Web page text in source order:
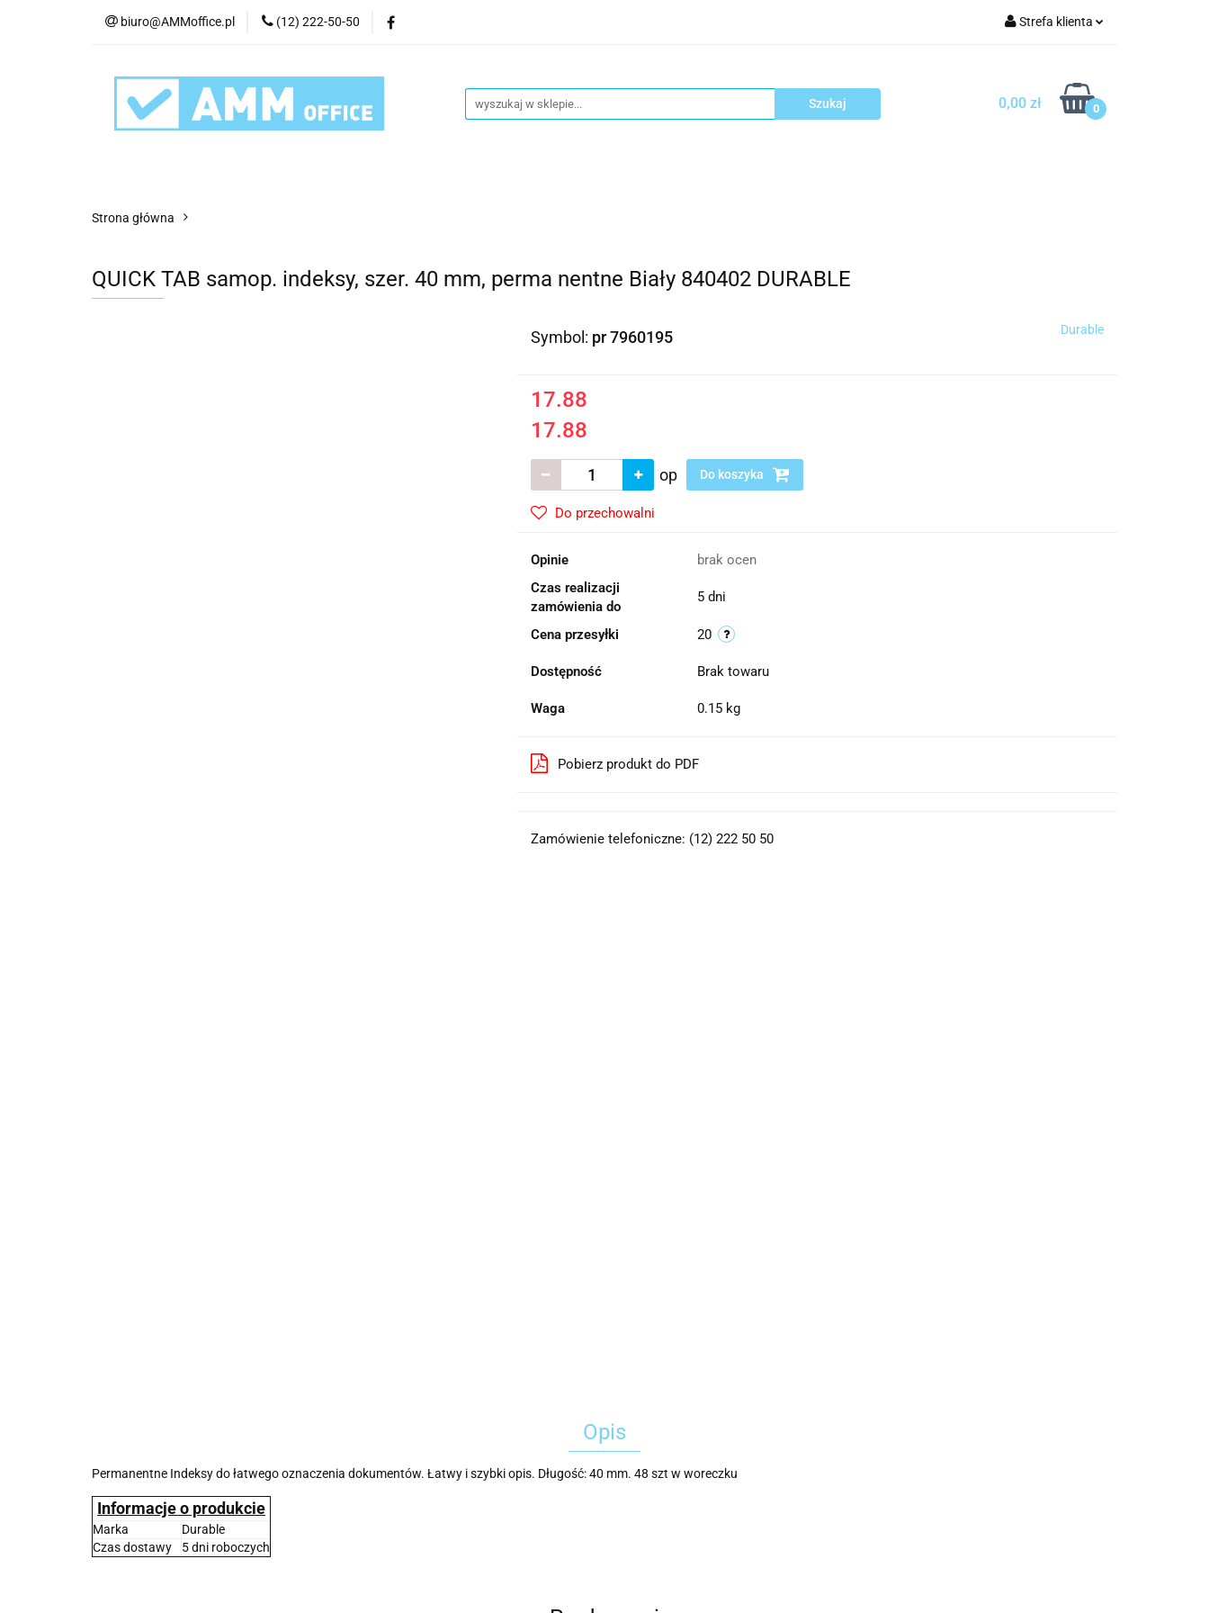
biuro@AMMoffice.pl (12) 222-50-50 Strefa klienta
Zarejestruj się
Dodaj zgłoszenie
0,00 zł 0
Kategorie Artykuły biurowe
Urządzenia i eksploatacja Blog Kontakt
Strona główna
QUICK TAB samop. indeksy, szer. 40 mm, perma nentne Biały 840402 DURABLE
Symbol: pr 7960195 Durable
17.88
17.88
op Do koszyka
Do przechowalni
Opinie
brak ocen
Czas realizacji
zamówienia do
5 dni
Cena przesyłki 20
Dostępność Brak towaru
Waga 0.15 kg
Pobierz produkt do PDF
Zamówienie telefoniczne: (12) 222 50 50
Opis
Permanentne Indeksy do łatwego oznaczenia dokumentów. Łatwy i szybki opis. Długość: 40 mm. 48 szt w woreczku
Informacje o produkcie
Marka
Durable
Czas dostawy
5 dni roboczych